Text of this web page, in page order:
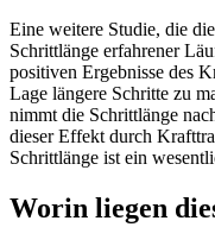
Eine weitere Studie, die
Schrittlänge erfahrener
positiven Ergebnisse des
Lage längere Schritte zu
nimmt die Schrittlänge
dieser Effekt durch
Schrittlänge ist ein
Worin liegen